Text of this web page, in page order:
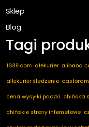
Sklep
Blog
Tagi
1688.com alekurier alibaba
allekurier śledzenie
cena wysyłki paczki chińska
chińskie strony internetowe